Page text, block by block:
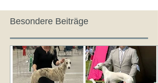
Besondere Beiträge